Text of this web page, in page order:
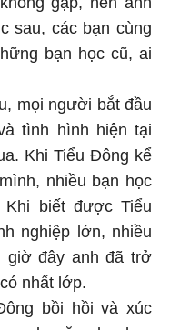
sau, các bạn cùng
bạn học cũ, ai
mọi người bắt đầu
tình hình hiện tại
Khi Tiểu Đông kể
nhiều bạn học
biết được Tiểu
nghiệp lớn, nhiều
giờ đây anh đã trở
nhất lớp.
bồi hồi và xúc